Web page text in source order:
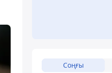
Соңғы